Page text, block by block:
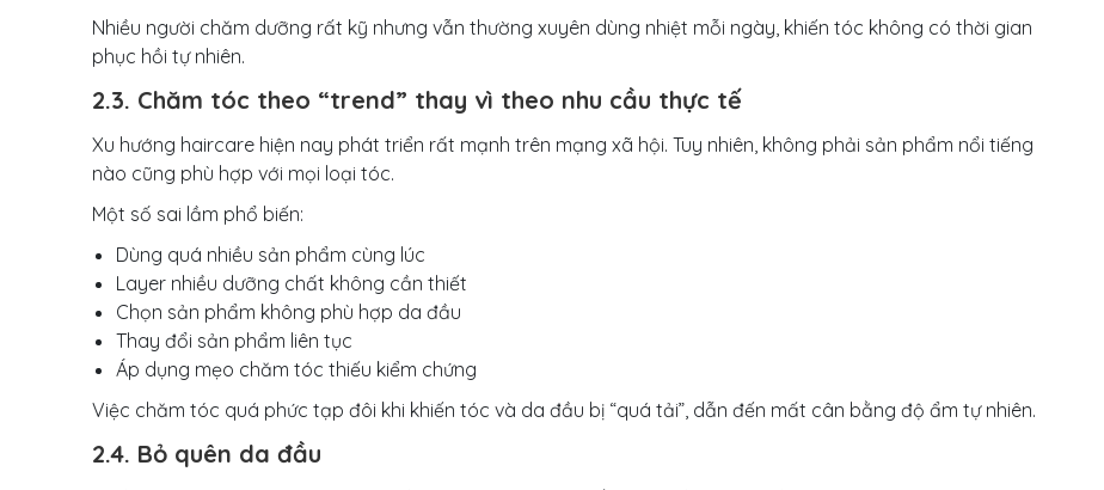
Nhiều người chăm dưỡng rất kỹ nhưng vẫn thường xuyên dùng nhiệt mỗi ngày, khiến tóc không có thời gian
phục hồi tự nhiên.
2.3. Chăm tóc theo “trend” thay vì theo nhu cầu thực tế
Xu hướng haircare hiện nay phát triển rất mạnh trên mạng xã hội. Tuy nhiên, không phải sản phẩm nổi tiếng
nào cũng phù hợp với mọi loại tóc.
Một số sai lầm phổ biến:
Dùng quá nhiều sản phẩm cùng lúc
Layer nhiều dưỡng chất không cần thiết
Chọn sản phẩm không phù hợp da đầu
Thay đổi sản phẩm liên tục
Áp dụng mẹo chăm tóc thiếu kiểm chứng
Việc chăm tóc quá phức tạp đôi khi khiến tóc và da đầu bị “quá tải”, dẫn đến mất cân bằng độ ẩm tự nhiên.
2.4. Bỏ quên da đầu